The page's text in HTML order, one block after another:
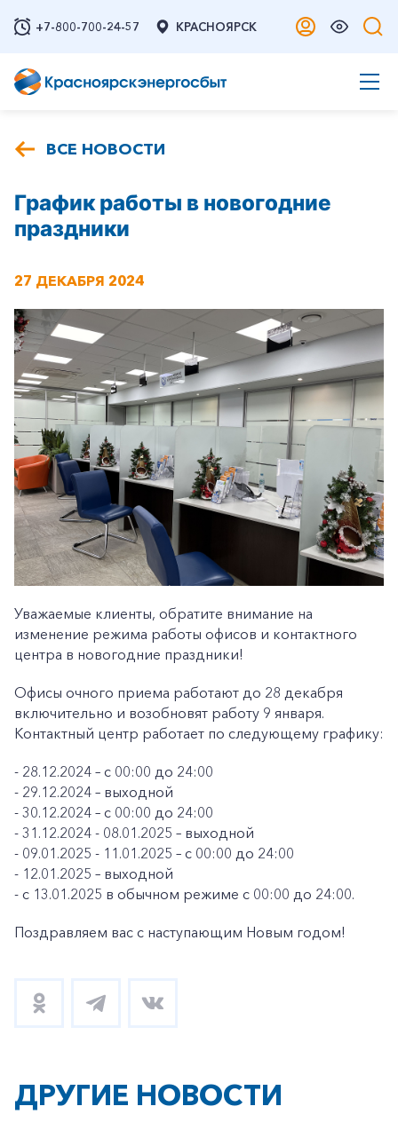
+7-800-700-24-57 КРАСНОЯРСК
ВСЕ НОВОСТИ
График работы в новогодние
праздники
27 ДЕКАБРЯ 2024
Уважаемые клиенты, обратите внимание на
изменение режима работы офисов и контактного
центра в новогодние праздники!
Офисы очного приема работают до 28 декабря
включительно и возобновят работу 9 января.
Контактный центр работает по следующему графику:
- 28.12.2024 – с 00:00 до 24:00
- 29.12.2024 – выходной
- 30.12.2024 – с 00:00 до 24:00
- 31.12.2024 - 08.01.2025 – выходной
- 09.01.2025 - 11.01.2025 – с 00:00 до 24:00
- 12.01.2025 – выходной
- с 13.01.2025 в обычном режиме с 00:00 до 24:00.
Поздравляем вас с наступающим Новым годом!
ДРУГИЕ НОВОСТИ